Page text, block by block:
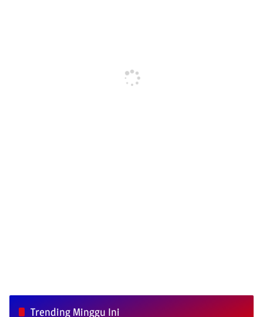
Trending Minggu Ini